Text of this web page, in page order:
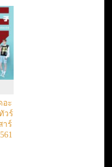
อะ
วร์
าร์